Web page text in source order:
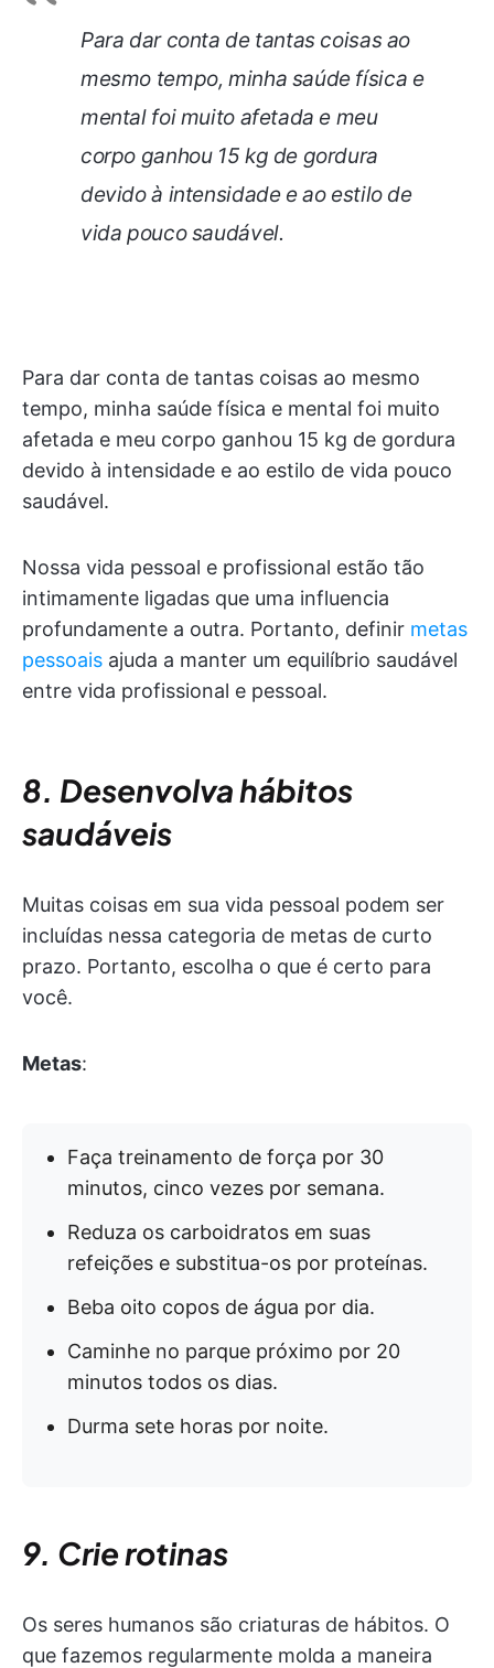
Para dar conta de tantas coisas ao
mesmo tempo, minha saúde física e
mental foi muito afetada e meu
corpo ganhou 15 kg de gordura
devido à intensidade e ao estilo de
vida pouco saudável.
Para dar conta de tantas coisas ao mesmo
tempo, minha saúde física e mental foi muito
afetada e meu corpo ganhou 15 kg de gordura
devido à intensidade e ao estilo de vida pouco
saudável.
Nossa vida pessoal e profissional estão tão
intimamente ligadas que uma influencia
profundamente a outra. Portanto, definir metas
pessoais ajuda a manter um equilíbrio saudável
entre vida profissional e pessoal.
8. Desenvolva hábitos
saudáveis
Muitas coisas em sua vida pessoal podem ser
incluídas nessa categoria de metas de curto
prazo. Portanto, escolha o que é certo para
você.
Metas:
Faça treinamento de força por 30
minutos, cinco vezes por semana.
Reduza os carboidratos em suas
refeições e substitua-os por proteínas.
Beba oito copos de água por dia.
Caminhe no parque próximo por 20
minutos todos os dias.
Durma sete horas por noite.
9. Crie rotinas
Os seres humanos são criaturas de hábitos. O
que fazemos regularmente molda a maneira